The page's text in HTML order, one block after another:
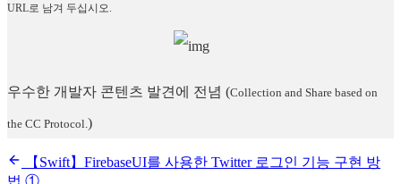
URL로 남겨 두십시오.
우수한 개발자 콘텐츠 발견에 전념 (Collection and Share based on
the CC Protocol.)
【Swift】FirebaseUI를 사용한 Twitter 로그인 기능 구현 방